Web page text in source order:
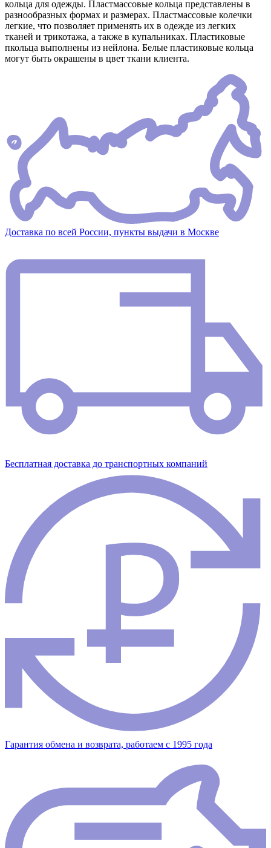
кольца для одежды. Пластмассовые кольца представлены в
разнообразных формах и размерах. Пластмассовые колечки
легкие, что позволяет применять их в одежде из легких
тканей и трикотажа, а также в купальниках. Пластиковые
пкольца выполнены из нейлона. Белые пластиковые кольца
могут быть окрашены в цвет ткани клиента.
Доставка по всей России, пункты выдачи в Москве
Бесплатная доставка до транспортных компаний
Гарантия обмена и возврата, работаем с 1995 года